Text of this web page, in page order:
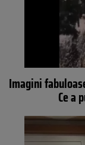
Imagini
Ce a